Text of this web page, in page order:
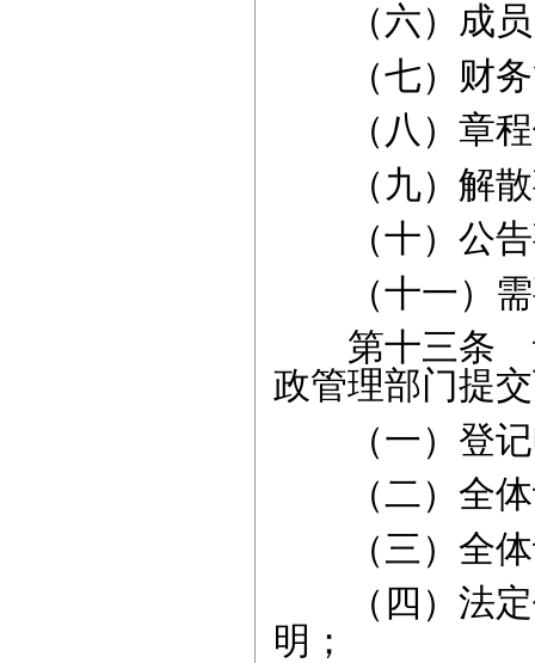
（六）成员
（七）财务
（八）章程
（九）解散
（十）公告
（十一）需
第十三条 设
政管理部门提
（一）登记
（二）全体
（三）全体
（四）法定
明；